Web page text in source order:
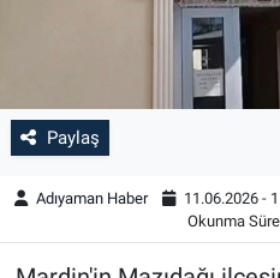
Paylaş
Adıyaman Haber 11.06.2026 -
Okunma
Yaşam
BİLİM VE TEKNOLOJİ